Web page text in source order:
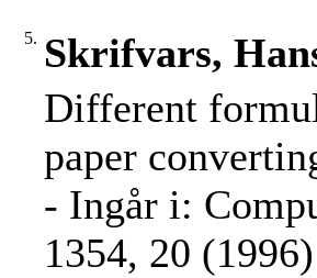
5. Skrifvars,
Different
paper
- Ingår i:
1354, 20